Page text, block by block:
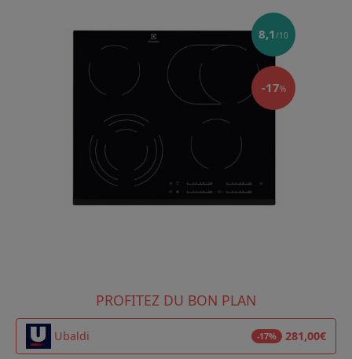
8,1 /10
-17%
PROFITEZ DU BON PLAN
Ubaldi -17% 281,00€